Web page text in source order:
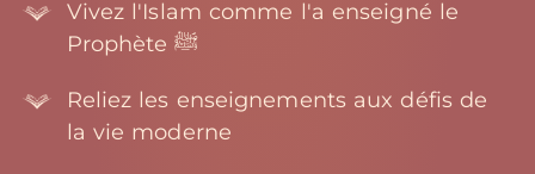
Vivez l'Islam comme l'a enseigné le
Prophète ﷺ
Reliez les enseignements aux défis de
la vie moderne